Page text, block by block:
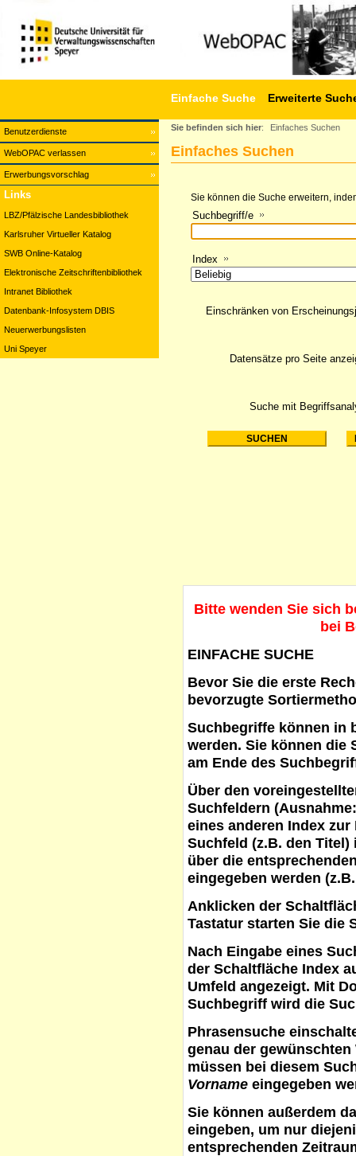
Benutzerdienste
WebOPAC verlassen
Erwerbungsvorschlag
Einfache Suche Erweiterte
Links
LBZ/Pfälzische Landesbibliothek
Karlsruher Virtueller Katalog
SWB Online-Katalog
Elektronische Zeitschriftenbibliothek
Intranet Bibliothek
Datenbank-Infosystem DBIS
Neuerwerbungslisten
Uni Speyer
Sie befinden sich hier: Einfaches Suchen
Einfaches Suchen
Sie können die Suche erweitern,
Suchbegriff/e
Index
Suche mit
Einschränken von
Datensätze pro Seite
Bitte wenden Sie sich
bei
EINFACHE SUCHE
Bevor Sie die erste
bevorzugte
Suchbegriffe können in
werden. Sie können die
am Ende des
Über den
Suchfeldern
eines anderen Index
Suchfeld (z.B. den
über die
eingegeben werden
Anklicken der
Tastatur starten Sie die
Nach Eingabe eines
der Schaltfläche Index
Umfeld angezeigt. Mit
Suchbegriff wird die
Phrasensuche
genau der
müssen bei diesem
Vorname eingegeben
Sie können außerdem
eingeben, um nur
entsprechenden